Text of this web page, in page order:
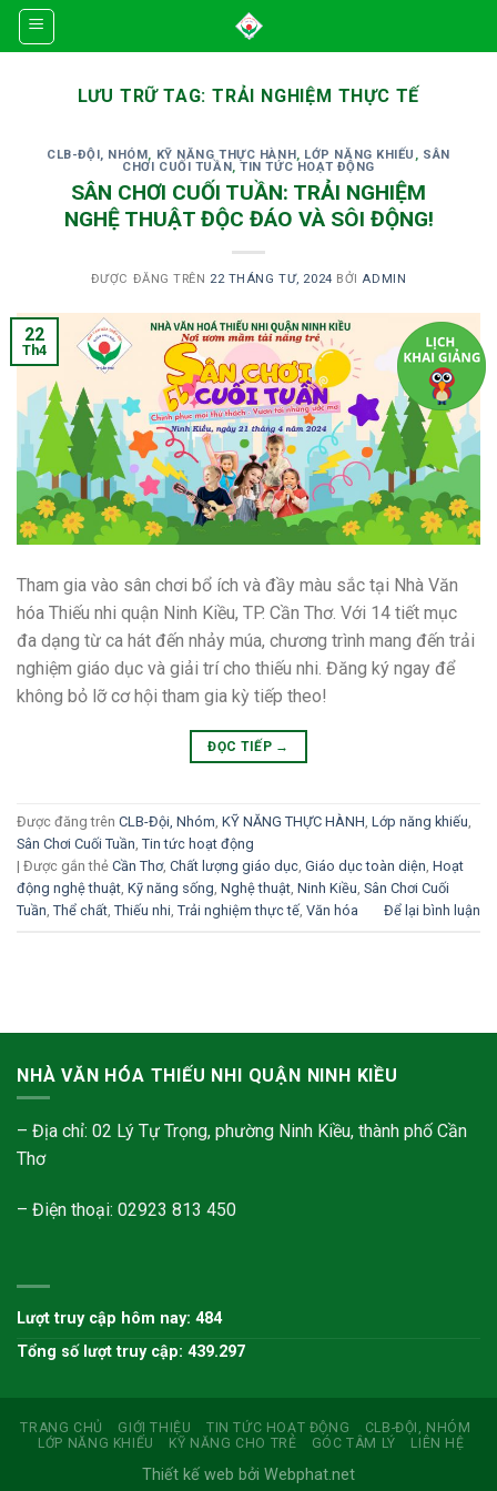
Skip
LƯU TRỮ TAG:TRẢI NGHIỆM THỰC TẾ
CLB-ĐỘI, NHÓM, KỸ NĂNG THỰC HÀNH, LỚP NĂNG KHIẾU , SÂN
CHƠI CUỐI TUẦN,TIN TỨC HOẠT ĐỘNG
SÂN CHƠI CUỐI TUẦN: TRẢI NGHIỆM
NGHỆ THUẬT ĐỘC ĐÁO VÀ SÔI ĐỘNG!
ĐƯỢC ĐĂNG TRÊN 22 THÁNG TƯ, 2024 BỞI ADMIN
22
Th4
Tham gia vào sân chơi bổ ích và đầy màu sắc tại Nhà Văn
hóa Thiếu nhi quận Ninh Kiều, TP. Cần Thơ. Với 14 tiết mục
đa dạng từ ca hát đến nhảy múa, chương trình mang đến trải
nghiệm giáo dục và giải trí cho thiếu nhi. Đăng ký ngay để
không bỏ lỡ cơ hội tham gia kỳ tiếp theo!
ĐỌC TIẾP →
Được đăng trên CLB-Đội, Nhóm KỸ NĂNG THỰC HÀNH Lớp năng khiếu
Sân Chơi Cuối Tuần Tin tức hoạt động
| Được gắn thẻ Cần Thơ, Chất lượng giáo dục Giáo dục toàn diện Hoạt
động nghệ thuật Kỹ năng sống Nghệ thuật Ninh Kiều Sân Chơi Cuối
Tuần Thể chất Thiếu nhi Trải nghiệm thực tế Văn hóa Để lại bình luận
NHÀ VĂN HÓA THIẾU NHI QUẬN NINH KIỀU
– Địa chỉ: 02 Lý Tự Trọng, phường Ninh Kiều, thành phố Cần
Thơ
– Điện thoại: 02923 813 450
Lượt truy cập hôm nay: 484
Tổng số lượt truy cập: 439.297
TRANG CHỦ GIỚI THIỆU TIN TỨC HOẠT ĐỘNG
CLB-ĐỘI, NHÓM
LỚP NĂNG KHIẾU
KỸ NĂNG CHO TRẺ GÓC TÂM LÝ LIÊN HỆ
Thiết kế web bởi Webphat.net